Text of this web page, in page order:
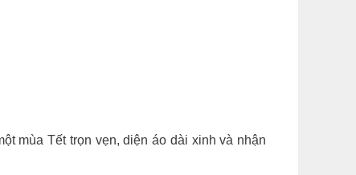
mùa Tết trọn vẹn, diện áo dài xinh và nhận